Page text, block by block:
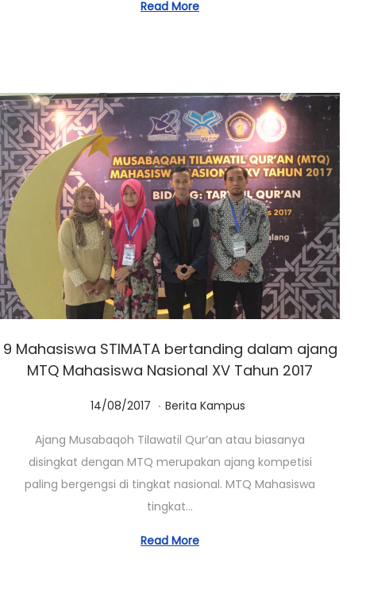
2
Read More
9 Mahasiswa STIMATA bertanding dalam ajang
MTQ Mahasiswa Nasional XV Tahun 2017
Posted on
14/08/2017 0
/
0
3
/
2
. Posted in
Berita Kampus
Ajang Musabaqoh Tilawatil Qur’an atau biasanya
disingkat dengan MTQ merupakan ajang kompetisi
paling bergengsi di tingkat nasional. MTQ Mahasiswa
tingkat…
Read More